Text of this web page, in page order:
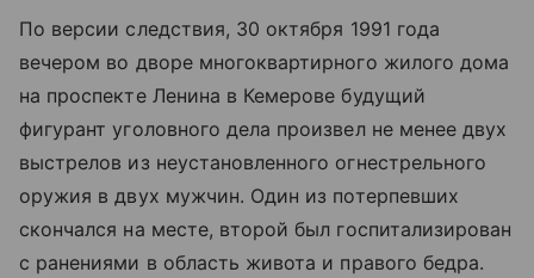
По версии следствия, 30 октября 1991 года
вечером во дворе многоквартирного жилого дома
на проспекте Ленина в Кемерове будущий
фигурант уголовного дела произвел не менее двух
выстрелов из неустановленного огнестрельного
оружия в двух мужчин. Один из потерпевших
скончался на месте, второй был госпитализирован
с ранениями в область живота и правого бедра.